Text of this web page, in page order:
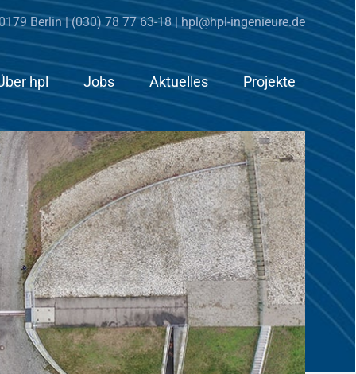
Berlin |(030) 78 77 63-18| hpl@hpl-ingenieure.de
hpl Jobs Aktuelles Projekte